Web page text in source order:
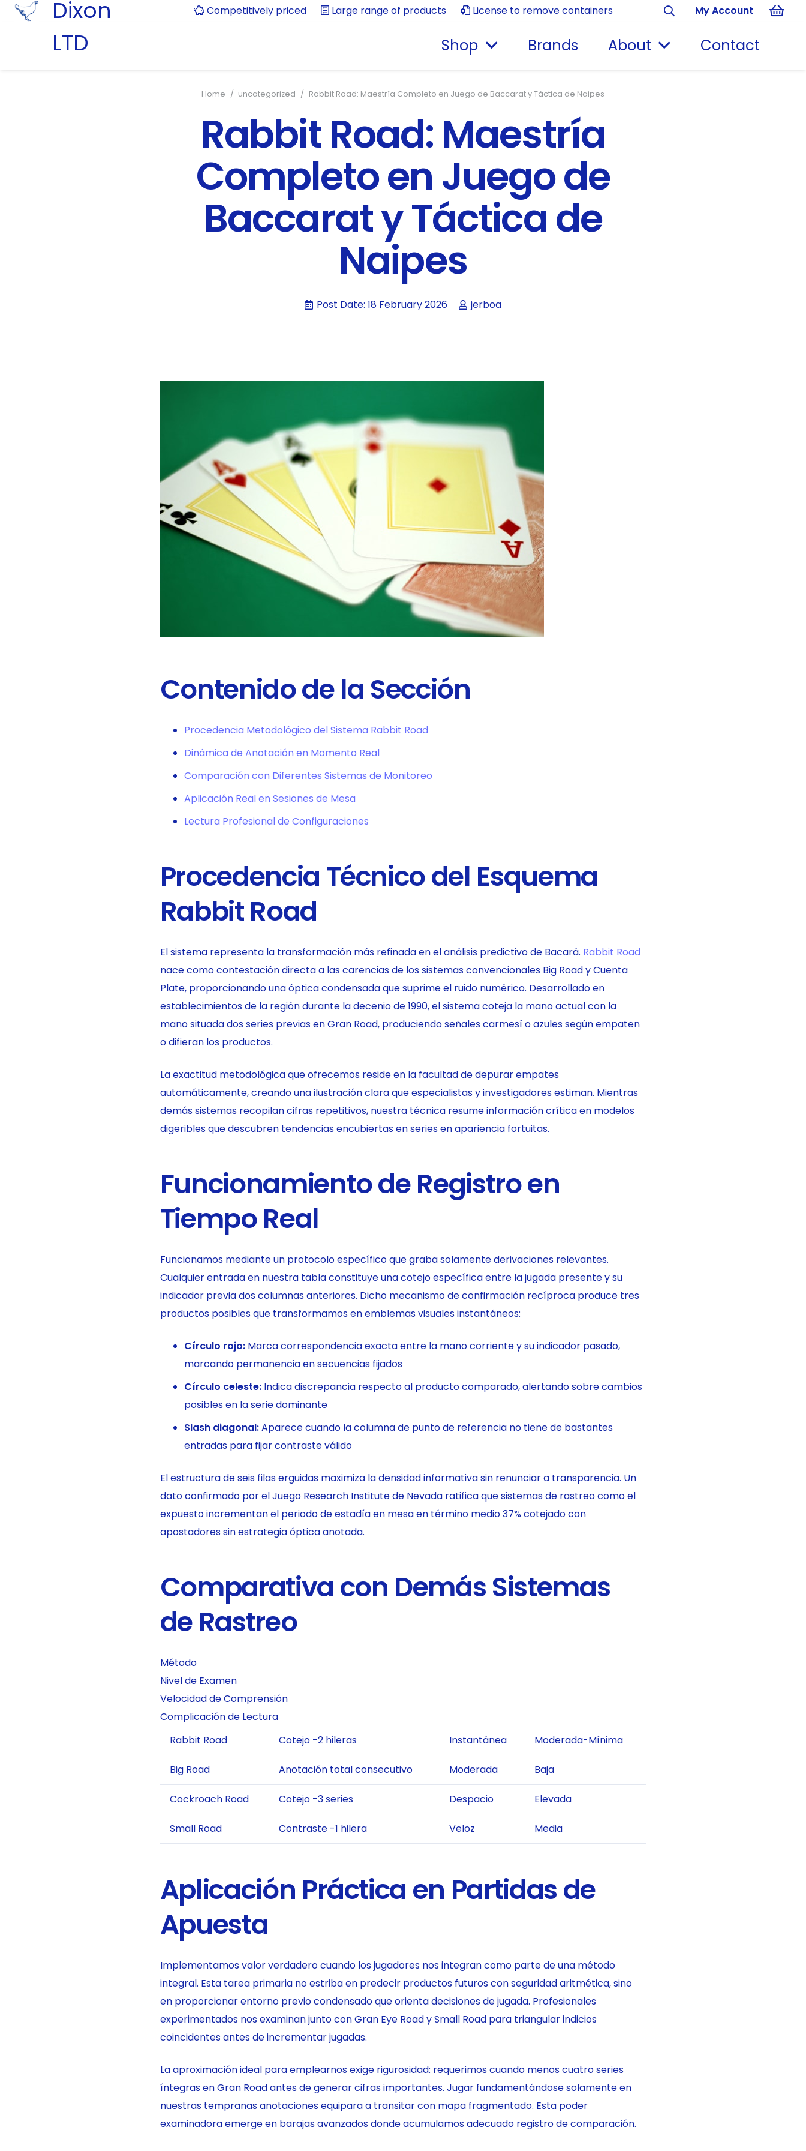
Dixon
LTD
Competitively priced Large range of products License to remove containers My Account
Shop Brands About Contact
Home / uncategorized / Rabbit Road: Maestría Completo en Juego de Baccarat y Táctica de Naipes
Rabbit Road: Maestría
Completo en Juego de
Baccarat y Táctica de
Naipes
Post Date: 18 February 2026 jerboa
Contenido de la Sección
Procedencia Metodológico del Sistema Rabbit Road
Dinámica de Anotación en Momento Real
Comparación con Diferentes Sistemas de Monitoreo
Aplicación Real en Sesiones de Mesa
Lectura Profesional de Configuraciones
Procedencia Técnico del Esquema
Rabbit Road
El sistema representa la transformación más refinada en el análisis predictivo de Bacará. Rabbit Road
nace como contestación directa a las carencias de los sistemas convencionales Big Road y Cuenta
Plate, proporcionando una óptica condensada que suprime el ruido numérico. Desarrollado en
establecimientos de la región durante la decenio de 1990, el sistema coteja la mano actual con la
mano situada dos series previas en Gran Road, produciendo señales carmesí o azules según empaten
o difieran los productos.
La exactitud metodológica que ofrecemos reside en la facultad de depurar empates
automáticamente, creando una ilustración clara que especialistas y investigadores estiman. Mientras
demás sistemas recopilan cifras repetitivos, nuestra técnica resume información crítica en modelos
digeribles que descubren tendencias encubiertas en series en apariencia fortuitas.
Funcionamiento de Registro en
Tiempo Real
Funcionamos mediante un protocolo específico que graba solamente derivaciones relevantes.
Cualquier entrada en nuestra tabla constituye una cotejo específica entre la jugada presente y su
indicador previa dos columnas anteriores. Dicho mecanismo de confirmación recíproca produce tres
productos posibles que transformamos en emblemas visuales instantáneos:
Círculo rojo:Marca correspondencia exacta entre la mano corriente y su indicador pasado,
marcando permanencia en secuencias fijados
Círculo celeste:Indica discrepancia respecto al producto comparado, alertando sobre cambios
posibles en la serie dominante
Slash diagonal:Aparece cuando la columna de punto de referencia no tiene de bastantes
entradas para fijar contraste válido
El estructura de seis filas erguidas maximiza la densidad informativa sin renunciar a transparencia. Un
dato confirmado por el Juego Research Institute de Nevada ratifica que sistemas de rastreo como el
expuesto incrementan el periodo de estadía en mesa en término medio 37% cotejado con
apostadores sin estrategia óptica anotada.
Comparativa con Demás Sistemas
de Rastreo
Método
Nivel de Examen
Velocidad de Comprensión
Complicación de Lectura
Rabbit Road
Cotejo -2 hileras Instantánea Moderada-Mínima
Big Road Anotación total consecutivo Moderada Baja
Cockroach Road Cotejo -3 series Despacio Elevada
Small Road Contraste -1 hilera Veloz Media
Aplicación Práctica en Partidas de
Apuesta
Implementamos valor verdadero cuando los jugadores nos integran como parte de una método
integral. Esta tarea primaria no estriba en predecir productos futuros con seguridad aritmética, sino
en proporcionar entorno previo condensado que orienta decisiones de jugada. Profesionales
experimentados nos examinan junto con Gran Eye Road y Small Road para triangular indicios
coincidentes antes de incrementar jugadas.
La aproximación ideal para emplearnos exige rigurosidad: requerimos cuando menos cuatro series
íntegras en Gran Road antes de generar cifras importantes. Jugar fundamentándose solamente en
nuestras tempranas anotaciones equipara a transitar con mapa fragmentado. Esta poder
examinadora emerge en barajas avanzados donde acumulamos adecuado registro de comparación.